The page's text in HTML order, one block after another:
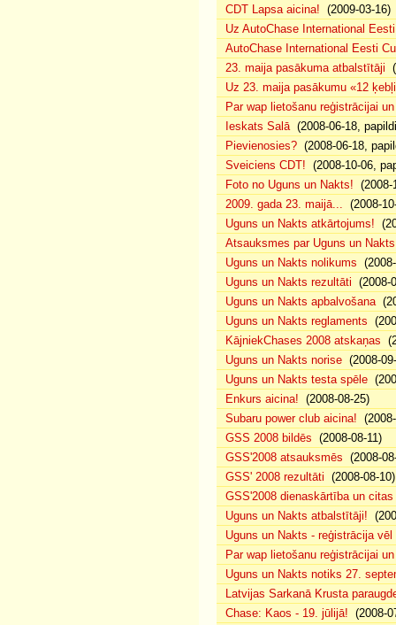
CDT Lapsa aicina! (2009-03-16)
Uz AutoChase International
AutoChase International Eesti
23. maija pasākuma atbalstītāji
Uz 23. maija pasākumu «12
Par wap lietošanu reģistrācijai
Ieskats Salā(2008-06-18,
Pievienosies? (2008-06-18,
Sveiciens CDT! (2008-10-06,
Foto no Uguns un Nakts! (2008-
2009. gada 23. maijā... (2008-
Uguns un Nakts atkārtojums!
Atsauksmes par Uguns un Nakts
Uguns un Nakts nolikums
Uguns un Nakts rezultāti (2008-
Uguns un Nakts apbalvošana
Uguns un Nakts reglaments
KājniekChases 2008 atskaņas
Uguns un Nakts norise (2008-
Uguns un Nakts testa spēle
Enkurs aicina! (2008-08-25)
Subaru power club aicina!
GSS 2008 bildēs (2008-08-11)
GSS'2008 atsauksmēs (2008-
GSS' 2008 rezultāti (2008-08-10)
GSS'2008 dienaskārtība un
Uguns un Nakts atbalstītāji!
Uguns un Nakts - reģistrācija
Par wap lietošanu reģistrācijai
Uguns un Nakts notiks 27.
Latvijas Sarkanā Krusta
Chase: Kaos - 19. jūlijā! (2008-